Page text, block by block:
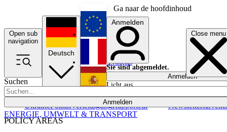
Ga naar de hoofdinhoud
Open sub
navigation
Close menu
Suchen
Anmelden
POLICY AREAS
UkrainePolitikVerteidigungRapporteur NewslettersEvents
Deutsch
English
Français
Anmelden
Sie sind abgemeldet.
Anmelden
Licht aus
ENERGIE, UMWELT & TRANSPORT